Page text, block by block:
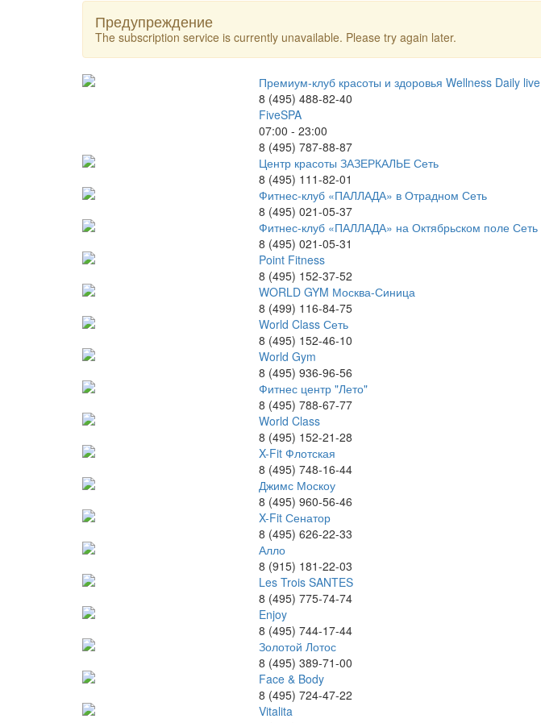
Предупреждение
The subscription service is currently unavailable. Please try again later.
Премиум-клуб красоты и здоровья Wellness Daily live
8 (495) 488-82-40
FiveSPA
07:00 - 23:00
8 (495) 787-88-87
Центр красоты ЗАЗЕРКАЛЬЕ Сеть
8 (495) 111-82-01
Фитнес-клуб «ПАЛЛАДА» в Отрадном Сеть
8 (495) 021-05-37
Фитнес-клуб «ПАЛЛАДА» на Октябрьском поле Сеть
8 (495) 021-05-31
Point Fitness
8 (495) 152-37-52
WORLD GYM Москва-Синица
8 (499) 116-84-75
World Class Сеть
8 (495) 152-46-10
World Gym
8 (495) 936-96-56
Фитнес центр "Лето"
8 (495) 788-67-77
World Class
8 (495) 152-21-28
X-Fit Флотская
8 (495) 748-16-44
Джимс Москоу
8 (495) 960-56-46
X-Fit Сенатор
8 (495) 626-22-33
Алло
8 (915) 181-22-03
Les Trois SANTES
8 (495) 775-74-74
Enjoy
8 (495) 744-17-44
Золотой Лотос
8 (495) 389-71-00
Face & Body
8 (495) 724-47-22
Vitalita